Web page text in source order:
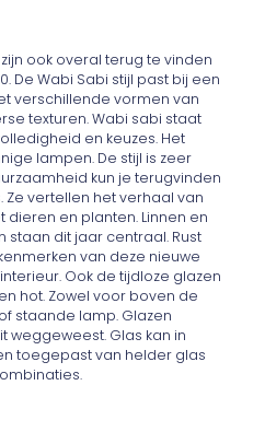
ook overal terug te vinden
De Wabi Sabi stijl past bij een
verschillende vormen van
texturen. Wabi sabi staat
en keuzes. Het
lampen. De stijl is zeer
kun je terugvinden
vertellen het verhaal van
en planten. Linnen en
staan dit jaar centraal. Rust
van deze nieuwe
Ook de tijdloze glazen
hot. Zowel voor boven de
staande lamp. Glazen
weggeweest. Glas kan in
toegepast van helder glas